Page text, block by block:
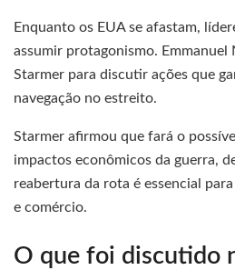
Enquanto os EUA se afastam,
assumir protagonismo. Emmanuel
Starmer para discutir ações que
navegação no estreito.
Starmer afirmou que fará o
impactos econômicos da guerra,
reabertura da rota é essencial
e comércio.
O que foi discutido